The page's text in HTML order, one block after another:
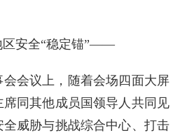
区安全“稳定锚”——
会议上，随着会场四面大屏
同其他成员国领导人共同见
威胁与挑战综合中心、打击